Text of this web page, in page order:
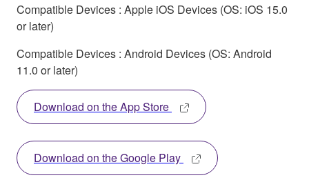
Compatible Devices : Apple iOS Devices (OS: iOS 15.0
or later)
Compatible Devices : Android Devices (OS: Android
11.0 or later)
Download on the App Store
Download on the Google Play